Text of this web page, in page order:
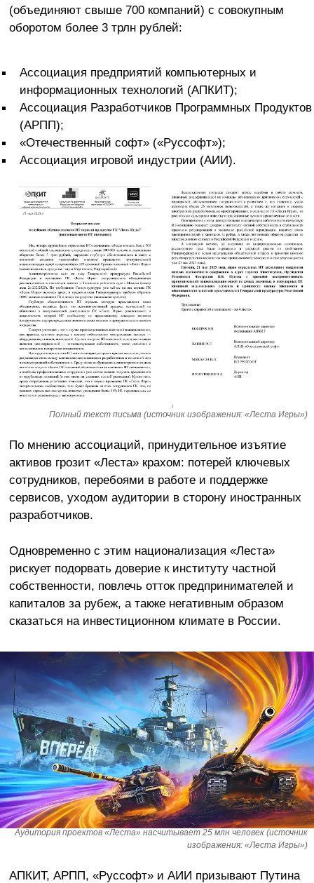
(объединяют свыше 700 компаний) с совокупным
оборотом более 3 трлн рублей:
Ассоциация предприятий компьютерных и
информационных технологий (АПКИТ);
Ассоциация Разработчиков Программных Продуктов
(АРПП);
«Отечественный софт» («Руссофт»);
Ассоциация игровой индустрии (АИИ).
Полный текст письма (источник изображения: «Леста Игры»)
По мнению ассоциаций, принудительное изъятие
активов грозит «Леста» крахом: потерей ключевых
сотрудников, перебоями в работе и поддержке
сервисов, уходом аудитории в сторону иностранных
разработчиков.
Одновременно с этим национализация «Леста»
рискует подорвать доверие к институту частной
собственности, повлечь отток предпринимателей и
капиталов за рубеж, а также негативным образом
сказаться на инвестиционном климате в России.
Аудитория проектов «Леста» насчитывает 25 млн человек (источник
изображения: «Леста Игры»)
АПКИТ, АРПП, «Руссофт» и АИИ призывают Путина